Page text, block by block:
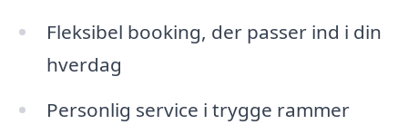
Fleksibel booking, der passer ind i din
hverdag
Personlig service i trygge rammer